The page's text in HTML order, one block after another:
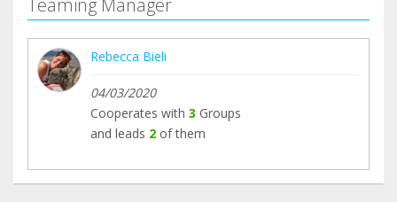
Teaming Manager
Rebecca Bieli
04/03/2020
Cooperates with 3 Groups
and leads 2 of them